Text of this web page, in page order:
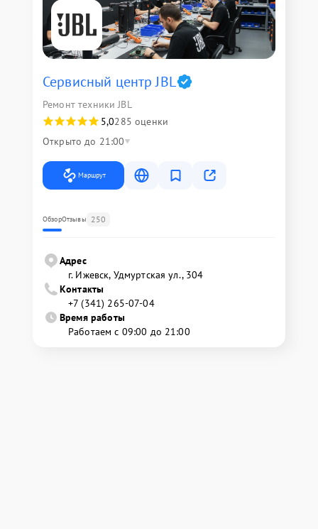
Сервисный центр JBL
Ремонт техники JBL
5,0285 оценки
Открыто до 21:00
Маршрут
ОбзорОтзывы 250
Адрес
г. Ижевск, Удмуртская ул., 304
Контакты
+7 (341) 265-07-04
Время работы
Работаем с 09:00 до 21:00